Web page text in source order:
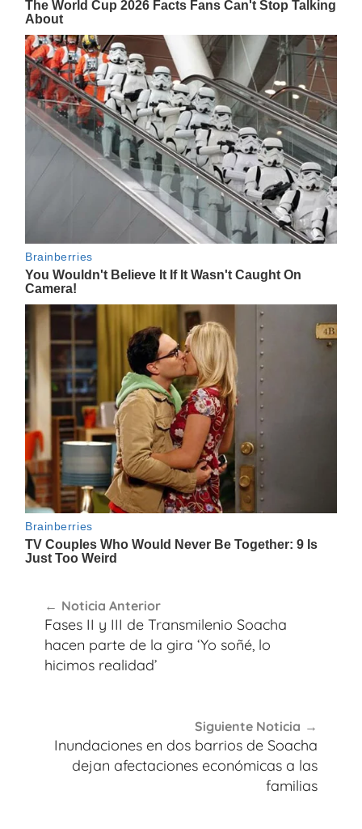
de
entradas
Noticia Anterior
Fases II y III de Transmilenio Soacha
hacen parte de la gira ‘Yo soñé, lo
hicimos realidad’
Siguiente Noticia
Inundaciones en dos barrios de Soacha
dejan afectaciones económicas a las
familias